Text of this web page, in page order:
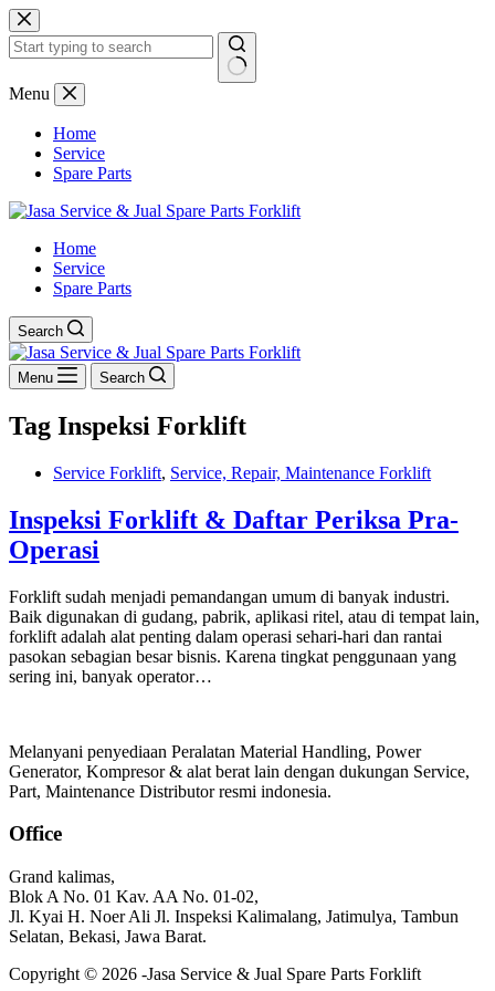
Skip
to
content
No
Menu
Home
Service
Spare Parts
Home
Service
Spare Parts
Search
Menu Search
Tag Inspeksi Forklift
Service Forklift, Service, Repair, Maintenance Forklift
Inspeksi Forklift & Daftar Periksa Pra-
Operasi
Forklift sudah menjadi pemandangan umum di banyak industri.
Baik digunakan di gudang, pabrik, aplikasi ritel, atau di tempat lain,
forklift adalah alat penting dalam operasi sehari-hari dan rantai
pasokan sebagian besar bisnis. Karena tingkat penggunaan yang
sering ini, banyak operator…
Melanyani penyediaan Peralatan Material Handling, Power
Generator, Kompresor & alat berat lain dengan dukungan Service,
Part, Maintenance Distributor resmi indonesia.
Office
Grand kalimas,
Blok A No. 01 Kav. AA No. 01-02,
Jl. Kyai H. Noer Ali Jl. Inspeksi Kalimalang, Jatimulya, Tambun
Selatan, Bekasi, Jawa Barat.
Copyright © 2026 -Jasa Service & Jual Spare Parts Forklift